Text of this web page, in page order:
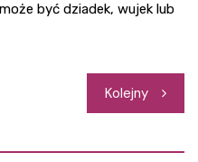
być dziadek, wujek lub
Kolejny